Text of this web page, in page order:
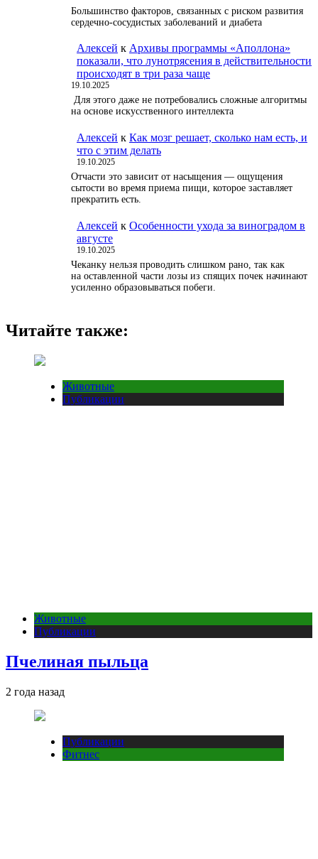
Большинство факторов, связанных с риском развития
сердечно-сосудистых заболеваний и диабета
Алексей к Архивы программы «Аполлона»
показали, что лунотрясения в действительности
происходят в три раза чаще
19.10.2025
Для этого даже не потребовались сложные алгоритмы
на основе искусственного интеллекта
Алексей к Как мозг решает, сколько нам есть, и
что с этим делать
19.10.2025
Отчасти это зависит от насыщения — ощущения
сытости во время приема пищи, которое заставляет
прекратить есть.
Алексей к Особенности ухода за виноградом в
августе
19.10.2025
Чеканку нельзя проводить слишком рано, так как
на оставленной части лозы из спящих почек начинают
усиленно образовываться побеги.
Читайте также:
Животные
Публикации
Животные
Публикации
Пчелиная пыльца
2 года назад
Публикации
Фитнес